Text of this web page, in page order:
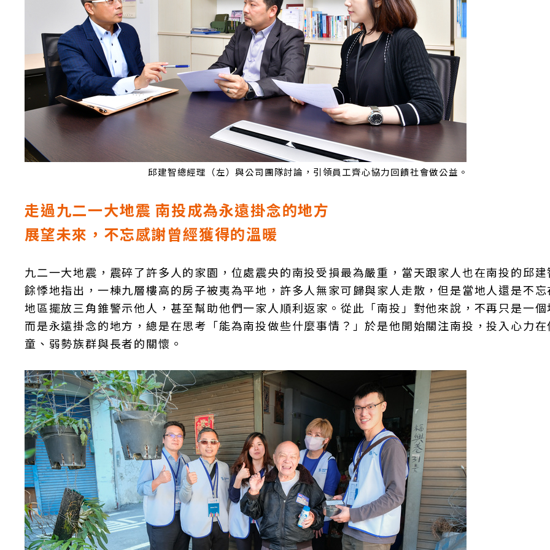
邱建智總經理（左）與公司團隊討論，引領員工齊心協力回饋社會做公益。
走過九二一大地震 南投成為永遠掛念的地方
展望未來，不忘感謝曾經獲得的溫暖
九二一大地震，震碎了許多人的家園，位處震央的南投受損最為嚴重，當天跟家人也在南投的邱
餘悸地指出，一棟九層樓高的房子被夷為平地，許多人無家可歸與家人走散，但是當地人還是不
地區擺放三角錐警示他人，甚至幫助他們一家人順利返家。從此「南投」對他來說，不再只是一
而是永遠掛念的地方，總是在思考「能為南投做些什麼事情？」於是他開始關注南投，投入心力
童、弱勢族群與長者的關懷。